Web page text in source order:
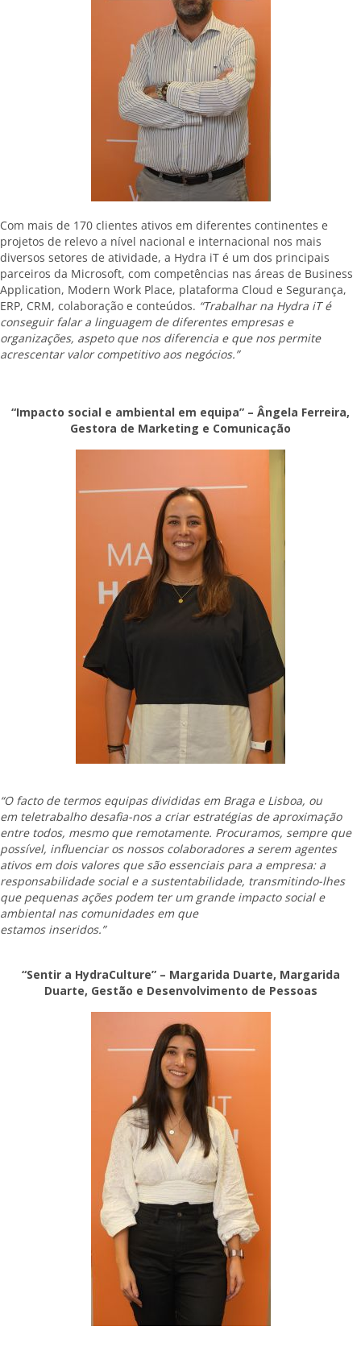
Com mais de 170 clientes ativos em diferentes continentes e
projetos de relevo a nível nacional e internacional nos mais
diversos setores de atividade, a Hydra iT é um dos principais
parceiros da Microsoft, com competências nas áreas de Business
Application, Modern Work Place, plataforma Cloud e Segurança,
ERP, CRM, colaboração e conteúdos. “Trabalhar na Hydra iT é
conseguir falar a linguagem de diferentes empresas e
organizações, aspeto que nos diferencia e que nos permite
acrescentar valor competitivo aos negócios.”
“Impacto social e ambiental em equipa” – Ângela Ferreira,
Gestora de Marketing e Comunicação
“O facto de termos equipas divididas em Braga e Lisboa, ou
em teletrabalho desafia-nos a criar estratégias de aproximação
entre todos, mesmo que remotamente. Procuramos, sempre que
possível, influenciar os nossos colaboradores a serem agentes
ativos em dois valores que são essenciais para a empresa: a
responsabilidade social e a sustentabilidade, transmitindo-lhes
que pequenas ações podem ter um grande impacto social e
ambiental nas comunidades em que
estamos inseridos.”
“Sentir a HydraCulture” – Margarida Duarte, Margarida
Duarte, Gestão e Desenvolvimento de Pessoas